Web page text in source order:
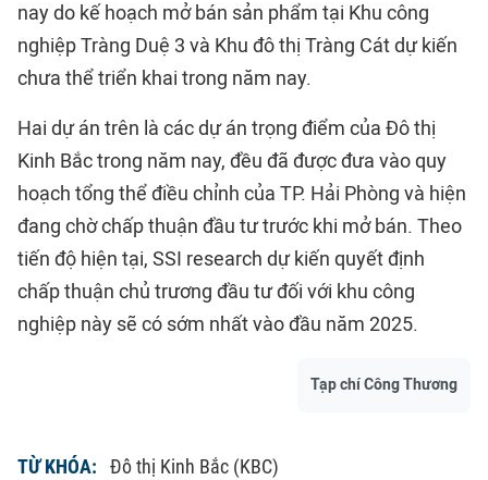
nay do kế hoạch mở bán sản phẩm tại Khu công
nghiệp Tràng Duệ 3 và Khu đô thị Tràng Cát dự kiến
chưa thể triển khai trong năm nay.
Hai dự án trên là các dự án trọng điểm của Đô thị
Kinh Bắc trong năm nay, đều đã được đưa vào quy
hoạch tổng thể điều chỉnh của TP. Hải Phòng và hiện
đang chờ chấp thuận đầu tư trước khi mở bán. Theo
tiến độ hiện tại, SSI research dự kiến quyết định
chấp thuận chủ trương đầu tư đối với khu công
nghiệp này sẽ có sớm nhất vào đầu năm 2025.
Tạp chí Công Thương
TỪ KHÓA:
Đô thị Kinh Bắc (KBC)